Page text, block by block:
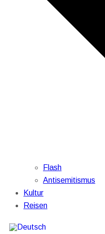
Flash
Antisemitismus
Kultur
Reisen